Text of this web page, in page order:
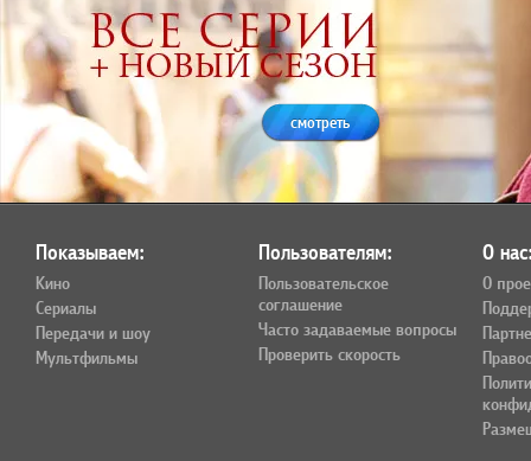
смотреть
Показываем:
Кино
Сериалы
Передачи и шоу
Мультфильмы
Пользователям:
Пользовательское
соглашение
Часто задаваемые вопросы
Проверить скорость
О
О